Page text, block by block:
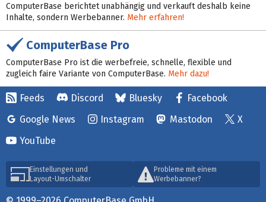
ComputerBase berichtet unabhängig und verkauft deshalb keine
Inhalte, sondern Werbebanner. Mehr erfahren!
ComputerBase Pro
ComputerBase Pro ist die werbefreie, schnelle, flexible und
zugleich faire Variante von ComputerBase. Mehr dazu!
Feeds Discord Bluesky
Facebook
Google News
Instagram Mastodon
X
YouTube
Einstellungen und
Layout-Umschalter
Probleme mit einem
Werbebanner?